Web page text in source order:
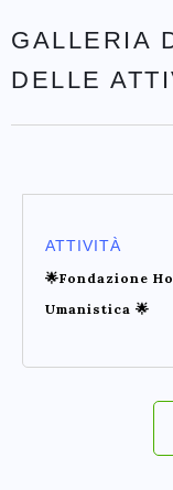
GALLERIA
DELLE
ATTIVITÀ
🌟Fondazione
Umanistica 🌟